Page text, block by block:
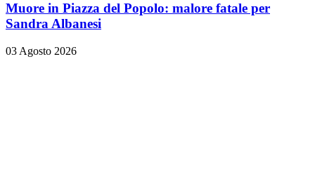
Muore in Piazza del Popolo: malore fatale per
Sandra Albanesi
03 Agosto 2026